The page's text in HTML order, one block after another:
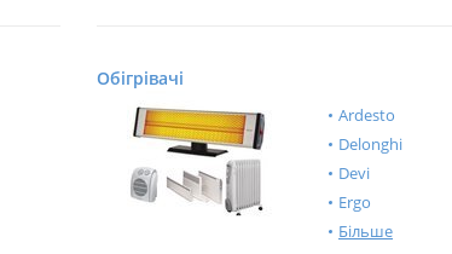
Обігрівачі
Ardesto
Delonghi
Devi
Ergo
Більше